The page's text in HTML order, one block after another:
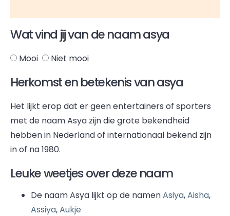
Wat vind jij van de naam asya
Mooi Niet mooi
Herkomst en betekenis van asya
Het lijkt erop dat er geen entertainers of sporters
met de naam Asya zijn die grote bekendheid
hebben in Nederland of internationaal bekend zijn
in of na 1980.
Leuke weetjes over deze naam
De naam Asya lijkt op de namenAsiya,Aisha,
Assiya,Aukje